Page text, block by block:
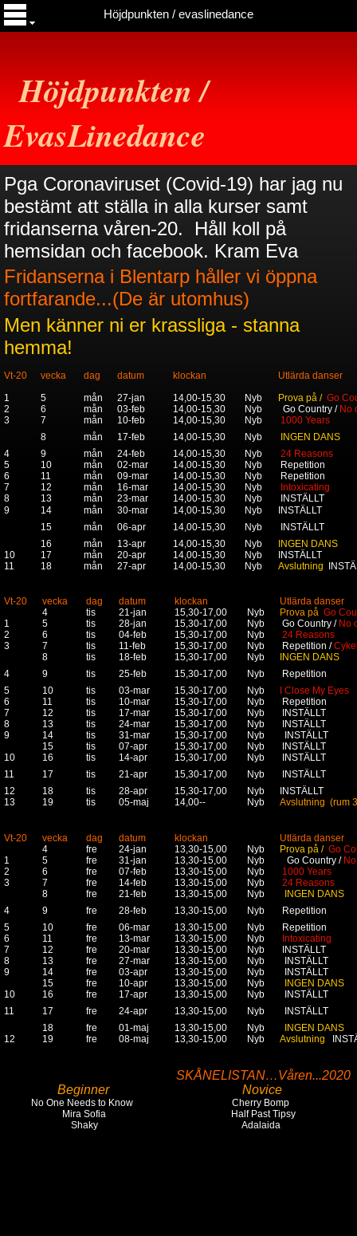
Höjdpunkten /
EvasLinedance
Höjdpunkten / evaslinedance
Pga Coronaviruset (Covid-19) har jag nu
bestämt att ställa in alla kurser samt
fridanserna våren-20. Håll koll på
hemsidan och facebook. Kram Eva
Fridanserna i Blentarp håller vi öppna
fortfarande...(De är utomhus)
Men känner ni er krassliga - stanna
hemma!
Vt-20 vecka dag datum klockan
Utlärda danser
1
5 mån 27-jan 14,00-15,30 Nyb Prova på / Go
2
6 mån 03-feb 14,00-15,30 Nyb Go Country / No
3
7 mån 10-feb 14,00-15,30 Nyb
1000 Years
8
mån 17-feb 14,00-15,30 Nyb
INGEN DANS
4
9 mån 24-feb 14,00-15,30 Nyb
24 Reasons
5
10 mån 02-mar 14,00-15,30 Nyb
Repetition
6
11 mån 09-mar 14,00-15,30 Nyb
Repetition
7
12 mån 16-mar 14,00-15,30 Nyb
Intoxicating
8
13 mån 23-mar 14,00-15,30 Nyb
INSTÄLLT
9
14 mån 30-mar 14,00-15,30 Nyb
INSTÄLLT
15
mån 06-apr 14,00-15,30 Nyb
INSTÄLLT
16
mån 13-apr 14,00-15,30 Nyb
INGEN DANS
10
17 mån 20-apr 14,00-15,30 Nyb
INSTÄLLT
11
18 mån 27-apr 14,00-15,30 Nyb Avslutning
Vt-20 vecka dag datum klockan
Utlärda danser
4
tis 21-jan 15,30-17,00 Nyb Prova på Go
1
5 tis 28-jan 15,30-17,00 Nyb Go Country / No
2
6 tis 04-feb 15,30-17,00 Nyb
24 Reasons
3
7 tis 11-feb 15,30-17,00 Nyb Repetition /
8
tis 18-feb 15,30-17,00 Nyb
INGEN DANS
4
9 tis 25-feb 15,30-17,00 Nyb
Repetition
5
10 tis 03-mar 15,30-17,00 Nyb
I Close My Eyes
6
11 tis 10-mar 15,30-17,00 Nyb
Repetition
7
12 tis 17-mar 15,30-17,00 Nyb
INSTÄLLT
8
13 tis 24-mar 15,30-17,00 Nyb
INSTÄLLT
9
14 tis 31-mar 15,30-17,00 Nyb
INSTÄLLT
15
tis 07-apr 15,30-17,00 Nyb
INSTÄLLT
10
16 tis 14-apr 15,30-17,00 Nyb
INSTÄLLT
11
17 tis 21-apr 15,30-17,00 Nyb
INSTÄLLT
12
18 tis 28-apr 15,30-17,00 Nyb
INSTÄLLT
13
19 tis 05-maj 14,00-- Nyb Avslutning (rum
Vt-20 vecka dag datum klockan
Utlärda danser
4
fre 24-jan 13,30-15,00 Nyb Prova på / Go
1
5 fre 31-jan 13,30-15,00 Nyb Go Country /
2
6 fre 07-feb 13,30-15,00 Nyb
1000 Years
3
7 fre 14-feb 13,30-15,00 Nyb
24 Reasons
8
fre 21-feb 13,30-15,00 Nyb
INGEN DANS
4
9 fre 28-feb 13,30-15,00 Nyb
Repetition
5
10 fre 06-mar 13,30-15,00 Nyb
Repetition
6
11 fre 13-mar 13,30-15,00 Nyb
Intoxicating
7
12 fre 20-mar 13,30-15,00 Nyb
INSTÄLLT
8
13 fre 27-mar 13,30-15,00 Nyb
INSTÄLLT
9
14 fre 03-apr 13,30-15,00 Nyb
INSTÄLLT
15
fre 10-apr 13,30-15,00 Nyb
INGEN DANS
10
16 fre 17-apr 13,30-15,00 Nyb
INSTÄLLT
11
17 fre 24-apr 13,30-15,00 Nyb
INSTÄLLT
18
fre 01-maj 13,30-15,00 Nyb
INGEN DANS
12
19 fre 08-maj 13,30-15,00 Nyb Avslutning
SKÅNELISTAN…Våren...2020
Beginner
Novice
No One Needs to Know
Cherry Bomp
Mira Sofia
Half Past Tipsy
Shaky
Adalaida